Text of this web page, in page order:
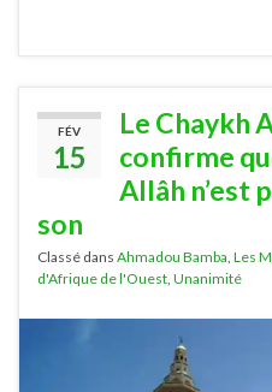
FÉV
15
Le Chaykh
confirme
Allâh n’est
son
Classé dans Ahmadou Bamba Les
d'Afrique de l'Ouest Unanimité